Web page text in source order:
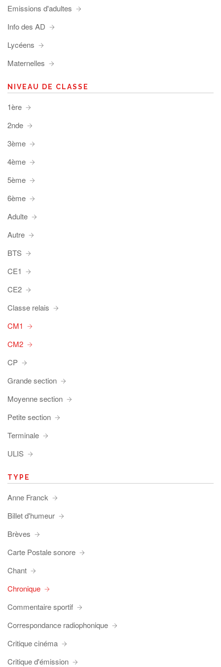
Emissions d'adultes
Info des AD
Lycéens
Maternelles
NIVEAU DE CLASSE
1ère
2nde
3ème
4ème
5ème
6ème
Adulte
Autre
BTS
CE1
CE2
Classe relais
CM1
CM2
CP
Grande section
Moyenne section
Petite section
Terminale
ULIS
TYPE
Anne Franck
Billet d'humeur
Brèves
Carte Postale sonore
Chant
Chronique
Commentaire sportif
Correspondance radiophonique
Critique cinéma
Critique d'émission